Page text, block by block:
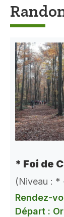
* Foi de
(Niveau : *
Rendez-
Départ :